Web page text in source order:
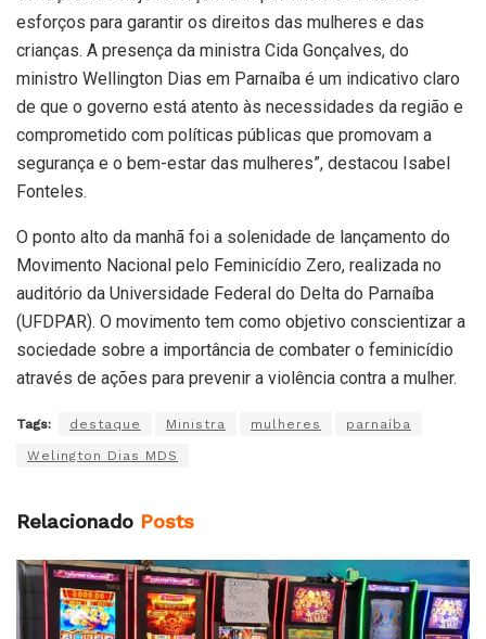
esforços para garantir os direitos das mulheres e das
crianças. A presença da ministra Cida Gonçalves, do
ministro Wellington Dias em Parnaíba é um indicativo claro
de que o governo está atento às necessidades da região e
comprometido com políticas públicas que promovam a
segurança e o bem-estar das mulheres”, destacou Isabel
Fonteles.
O ponto alto da manhã foi a solenidade de lançamento do
Movimento Nacional pelo Feminicídio Zero, realizada no
auditório da Universidade Federal do Delta do Parnaíba
(UFDPAR). O movimento tem como objetivo conscientizar a
sociedade sobre a importância de combater o feminicídio
através de ações para prevenir a violência contra a mulher.
Tags: destaque Ministra mulheres parnaíba
Welington Dias MDS
Relacionado Posts